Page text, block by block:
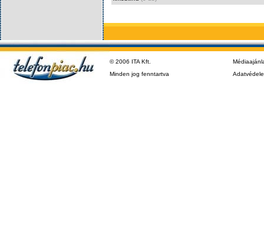
© 2006 ITA Kft.
Minden jog fenntartva